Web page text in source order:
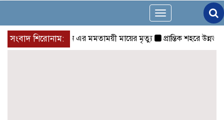
Toggle
navigation
সংবাদ শিরোনাম:
মোঃ রুহুল আমিন এর মমতাময়ী মায়ের মৃত্যু প্রান্তিক শহরে উন্নত